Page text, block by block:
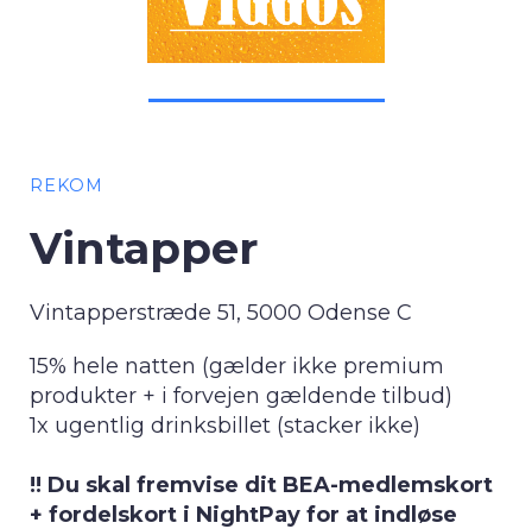
REKOM
Vintapper
Vintapperstræde 51, 5000 Odense C
15% hele natten (gælder ikke premium
produkter + i forvejen gældende tilbud)
1x ugentlig drinksbillet (stacker ikke)
!! Du skal fremvise dit BEA-medlemskort
+ fordelskort i NightPay for at indløse